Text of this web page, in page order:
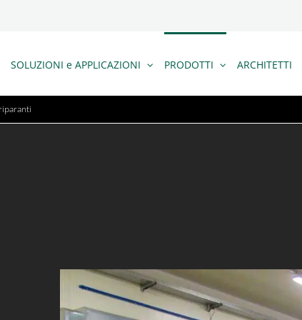
SOLUZIONI e APPLICAZIONI PRODOTTI ARCHITETTI